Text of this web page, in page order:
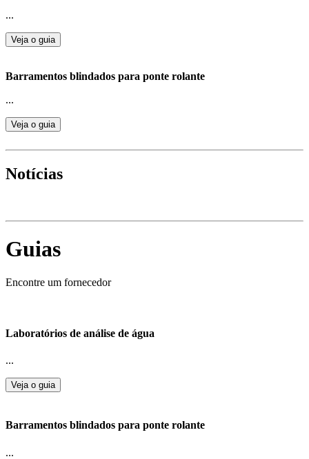
...
Veja o guia
Barramentos blindados para ponte rolante
...
Veja o guia
Notícias
Guias
Encontre um fornecedor
Laboratórios de análise de água
...
Veja o guia
Barramentos blindados para ponte rolante
...